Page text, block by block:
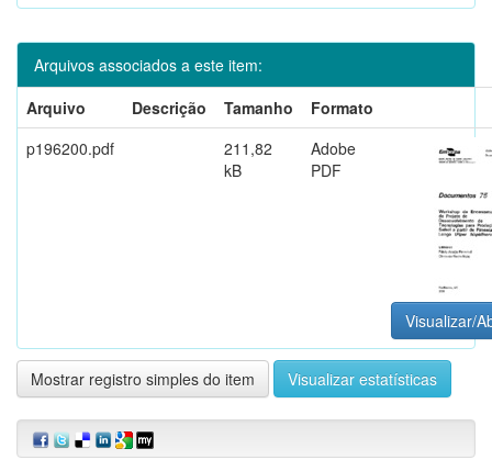
Arquivos associados a este item:
Arquivo
Descrição Tamanho
Formato
p196200.pdf
211,82
kB
Adobe
PDF
Visualizar/
Mostrar registro simples do item Visualizar estatísticas